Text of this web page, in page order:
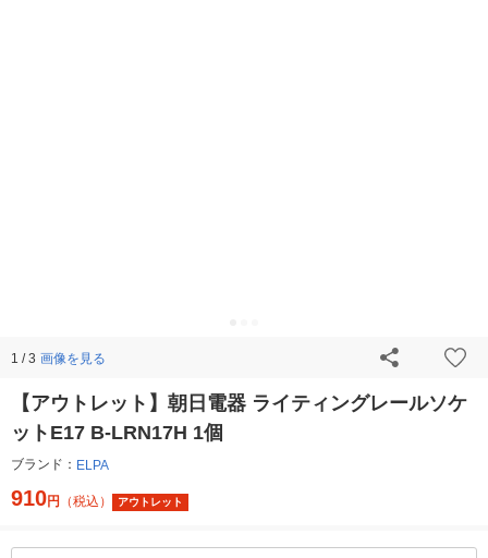
1 / 3 画像を見る
【アウトレット】朝日電器 ライティングレールソケ
ットE17 B-LRN17H 1個
ブランド： ELPA
910円 （税込） アウトレット